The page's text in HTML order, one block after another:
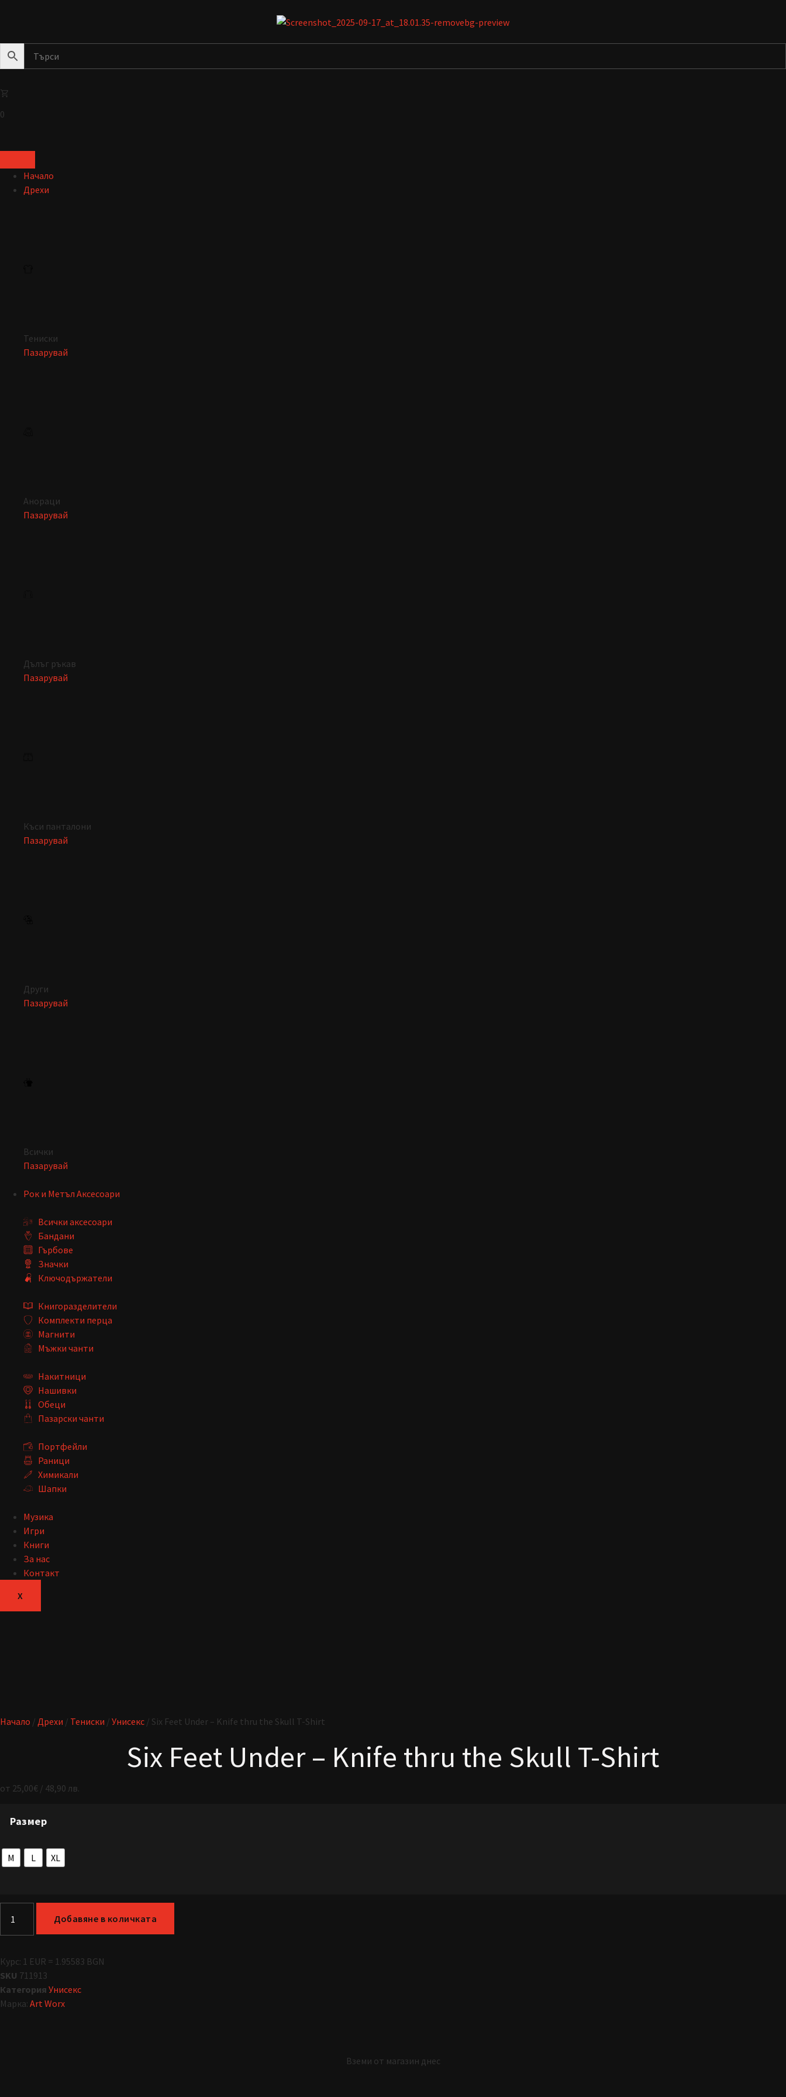
0
Начало
Дрехи
Тениски
Пазарувай
Анораци
Пазарувай
Дълъг ръкав
Пазарувай
Къси панталони
Пазарувай
Други
Пазарувай
Всички
Пазарувай
Рок и Метъл Аксесоари
Всички аксесоари
Бандани
Гърбове
Значки
Ключодържатели
Книгоразделители
Комплекти перца
Магнити
Мъжки чанти
Накитници
Нашивки
Обеци
Пазарски чанти
Портфейли
Раници
Химикали
Шапки
Музика
Игри
Книги
За нас
Контакт
X
Начало / Дрехи / Тениски / Унисекс / Six Feet Under – Knife thru the Skull T-Shirt
Six Feet Under – Knife thru the Skull T-Shirt
от 25,00€ / 48,90 лв.
Размер
M L XL
Добавяне в количката
Курс: 1 EUR = 1.95583 BGN
SKU 711913
Категория Унисекс
Марка: Art Worx
Вземи от магазин днес